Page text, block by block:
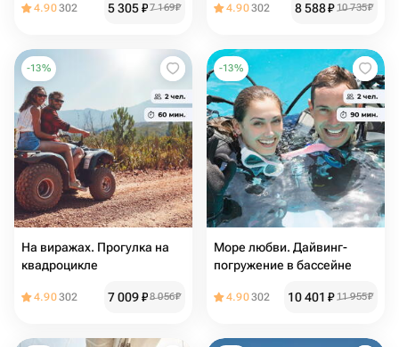
4.90302 5 305₽7 169₽ 4.90302 8 588₽ 10 735₽
-13%
На виражах. Прогулка на
квадроцикле
4.90302 7 009₽8 056₽
-13%
Море любви. Дайвинг-
погружение в бассейне
4.90302 10 401 ₽ 11 955₽